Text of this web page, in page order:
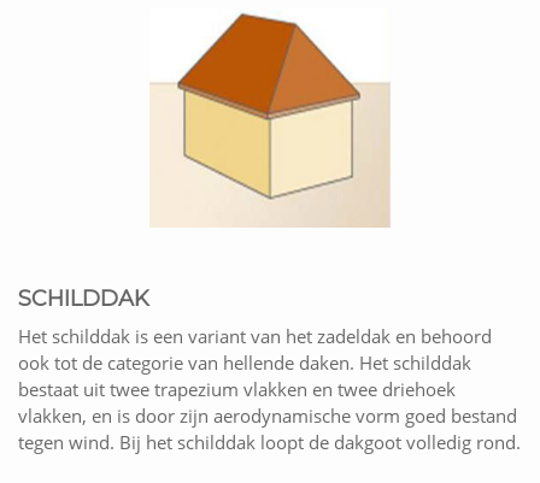
SCHILDDAK
Het schilddak is een variant van het zadeldak en behoord
ook tot de categorie van hellende daken. Het schilddak
bestaat uit twee trapezium vlakken en twee driehoek
vlakken, en is door zijn aerodynamische vorm goed bestand
tegen wind. Bij het schilddak loopt de dakgoot volledig rond.